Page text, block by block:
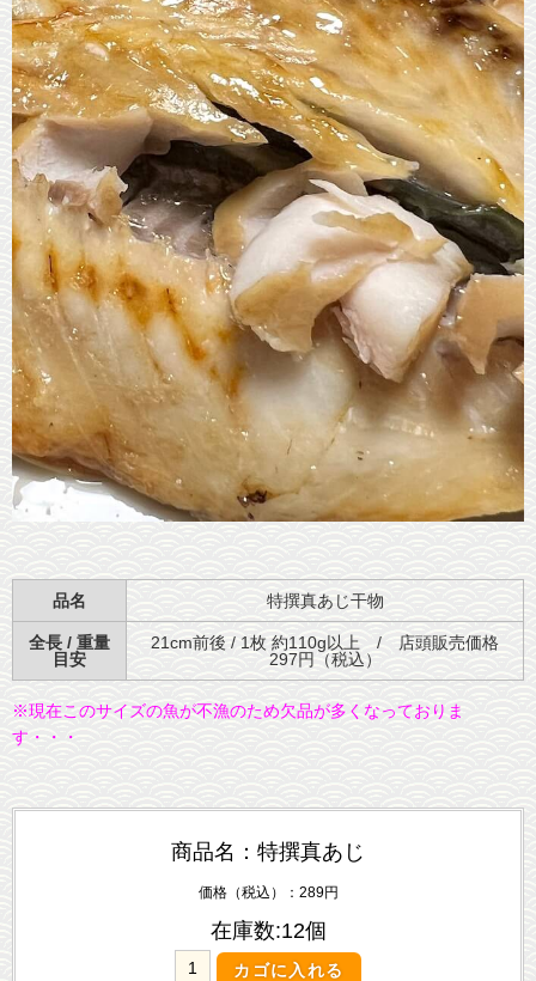
品名 特撰真あじ干物
全長 / 重量
目安
21cm前後 / 1枚 約110g以上 / 店頭販売価格
297円（税込）
※現在このサイズの魚が不漁のため欠品が多くなっておりま
す・・・
商品名：特撰真あじ
価格（税込）：289円
在庫数:12個